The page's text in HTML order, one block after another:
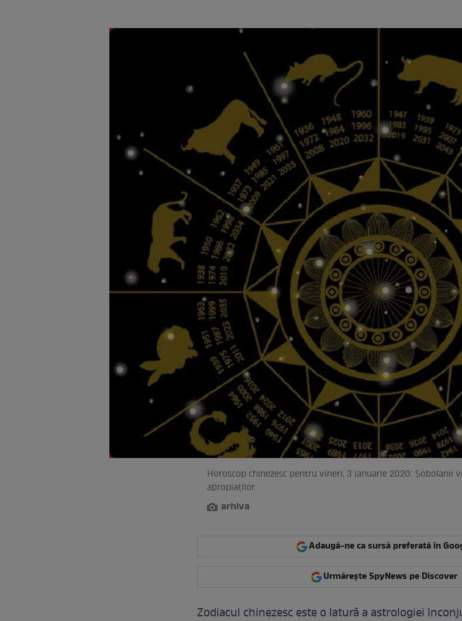
Horoscop chinezesc pentru vineri, 3 ianuarie 2020: Șobolanii
apropiaților
arhiva
Adaugă-ne ca sursă preferată în
Urmărește SpyNews pe Discover
Zodiacul chinezesc este o latură a astrologiei